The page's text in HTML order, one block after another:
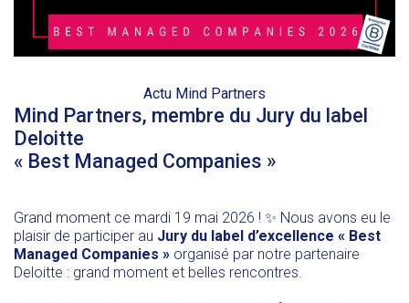
Actu Mind Partners
Mind Partners, membre du Jury du label
Deloitte
« Best Managed Companies »
Grand moment ce mardi 19 mai 2026 ! ✨ Nous avons eu le
plaisir de participer au Jury du label d’excellence « Best
Managed Companies » organisé par notre partenaire
Deloitte : grand moment et belles rencontres.